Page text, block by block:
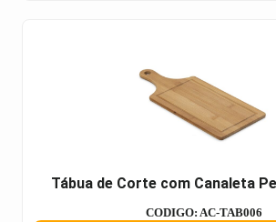
Tábua de Corte com Canaleta
CODIGO: AC-TAB006